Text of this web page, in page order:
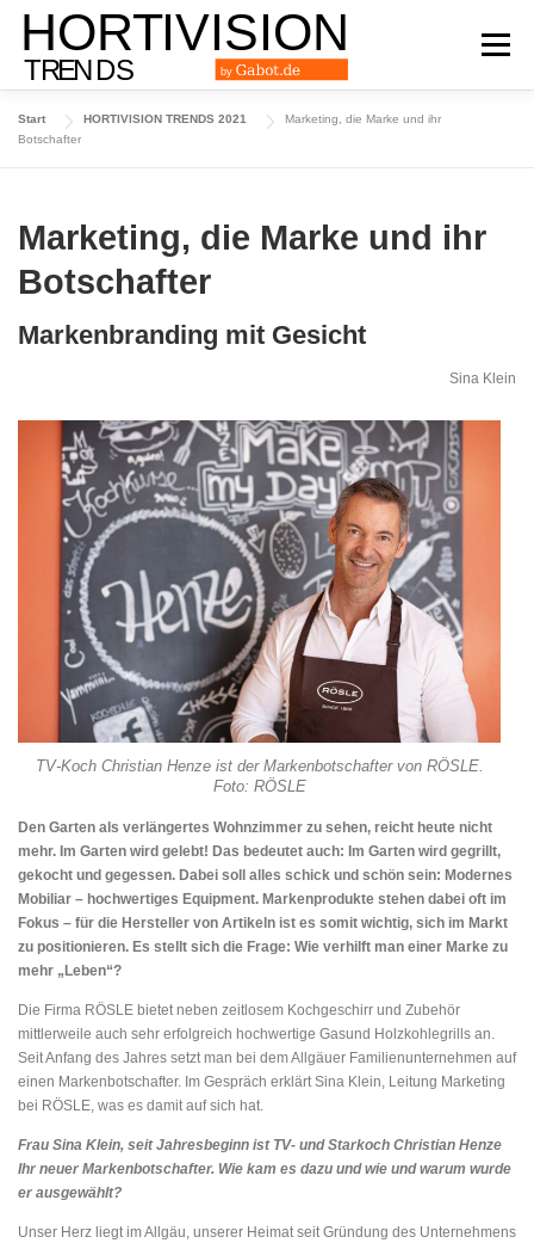
Zum
Inhalt
springen
Menü
DAS TRENDMAGAZIN AUSGABE 2024
AUSGABE 2023 AUSGABE 2022 ARCHIV
Start HORTIVISION TRENDS 2021
Marketing, die Marke und ihr
Botschafter
Marketing, die Marke und ihr
Botschafter
Markenbranding mit Gesicht
Sina Klein
TV-Koch Christian Henze ist der Markenbotschafter von RÖSLE.
Foto: RÖSLE
Den Garten als verlängertes Wohnzimmer zu sehen, reicht heute nicht
mehr. Im Garten wird gelebt! Das bedeutet auch: Im Garten wird gegrillt,
gekocht und gegessen. Dabei soll alles schick und schön sein: Modernes
Mobiliar – hochwertiges Equipment. Markenprodukte stehen dabei oft im
Fokus – für die Hersteller von Artikeln ist es somit wichtig, sich im Markt
zu positionieren. Es stellt sich die Frage: Wie verhilft man einer Marke zu
mehr „Leben“?
Die Firma RÖSLE bietet neben zeitlosem Kochgeschirr und Zubehör
mittlerweile auch sehr erfolgreich hochwertige Gasund Holzkohlegrills an.
Seit Anfang des Jahres setzt man bei dem Allgäuer Familienunternehmen auf
einen Markenbotschafter. Im Gespräch erklärt Sina Klein, Leitung Marketing
bei RÖSLE, was es damit auf sich hat.
Frau Sina Klein, seit Jahresbeginn ist TV- und Starkoch Christian Henze
Ihr neuer Markenbotschafter. Wie kam es dazu und wie und warum wurde
er ausgewählt?
Unser Herz liegt im Allgäu, unserer Heimat seit Gründung des Unternehmens